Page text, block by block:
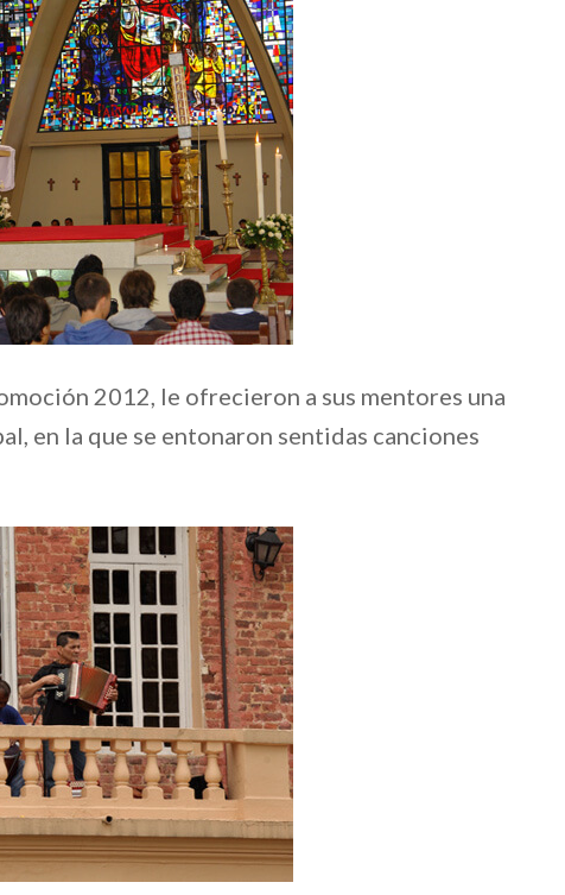
2012, le ofrecieron a sus mentores una
en la que se entonaron sentidas canciones